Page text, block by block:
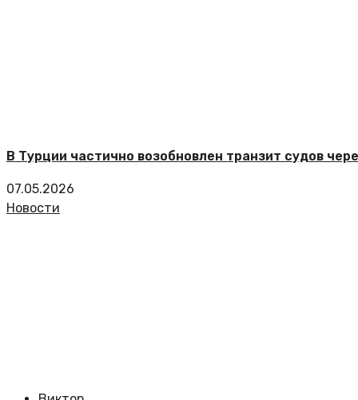
В Турции частично возобновлен транзит судов
07.05.2026
Новости